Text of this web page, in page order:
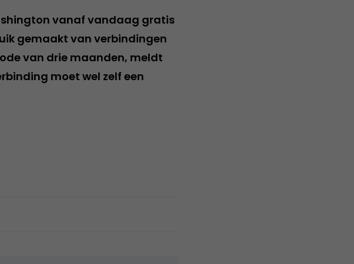
vanaf vandaag gratis
gemaakt van verbindingen
van drie maanden, meldt
moet wel zelf een